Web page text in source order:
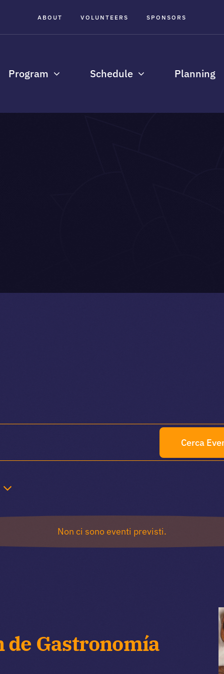
ABOUT VOLUNTEERS SPONSORS
Program Schedule Planning
Non ci sono eventi previsti.
Cerca
de Gastronomía